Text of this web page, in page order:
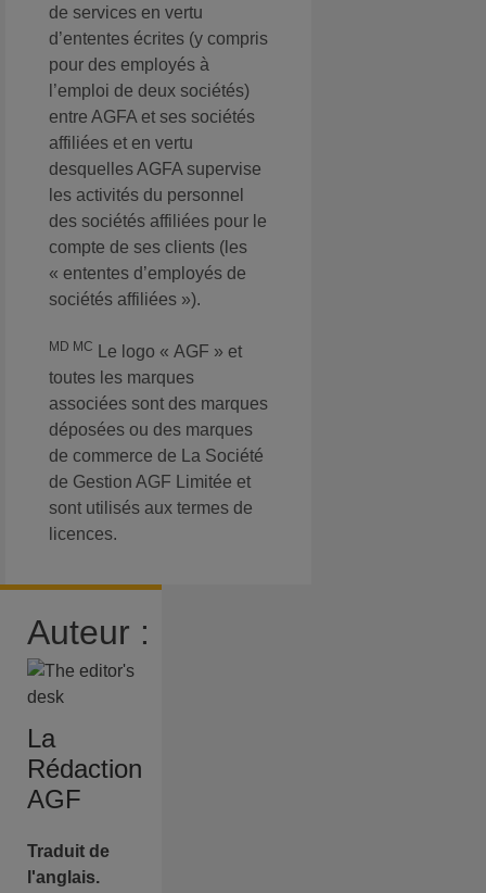
de services en vertu
d’ententes écrites (y compris
pour des employés à
l’emploi de deux sociétés)
entre AGFA et ses sociétés
affiliées et en vertu
desquelles AGFA supervise
les activités du personnel
des sociétés affiliées pour le
compte de ses clients (les
« ententes d’employés de
sociétés affiliées »).
MD MC Le logo « AGF » et
toutes les marques
associées sont des marques
déposées ou des marques
de commerce de La Société
de Gestion AGF Limitée et
sont utilisés aux termes de
licences.
Auteur :
La
Rédaction
AGF
Traduit de
l'anglais.